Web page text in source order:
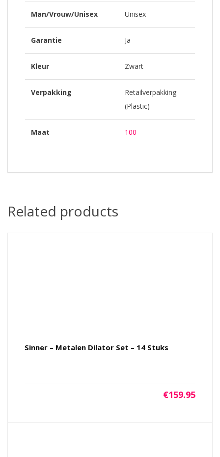
Man/Vrouw/Unisex Unisex
Garantie Ja
Kleur Zwart
Verpakking
Retailverpakking
(Plastic)
Maat 100
Related products
Sinner – Metalen Dilator Set – 14 Stuks
€159.95